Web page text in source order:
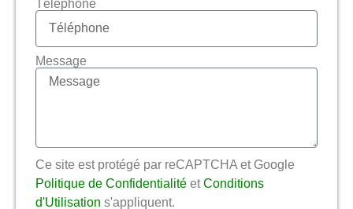
Téléphone
Message
Ce site est protégé par reCAPTCHA et Google
Politique de Confidentialité etConditions
d'Utilisation s'appliquent.